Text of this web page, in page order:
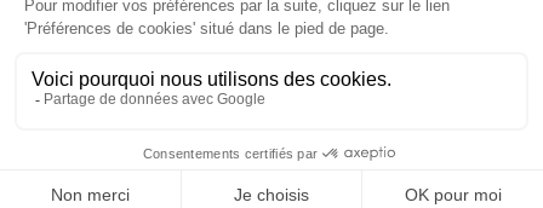
© 2026 | Cité des Arts | Tous droits réservés